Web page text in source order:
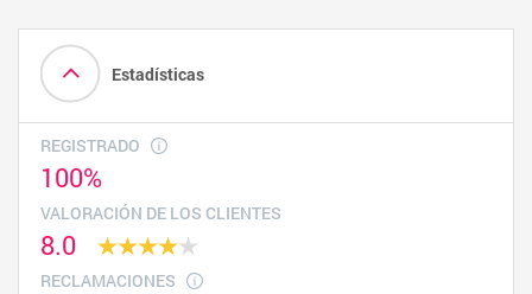
Estadísticas
REGISTRADO
100%
VALORACIÓN DE LOS CLIENTES
8.0
RECLAMACIONES